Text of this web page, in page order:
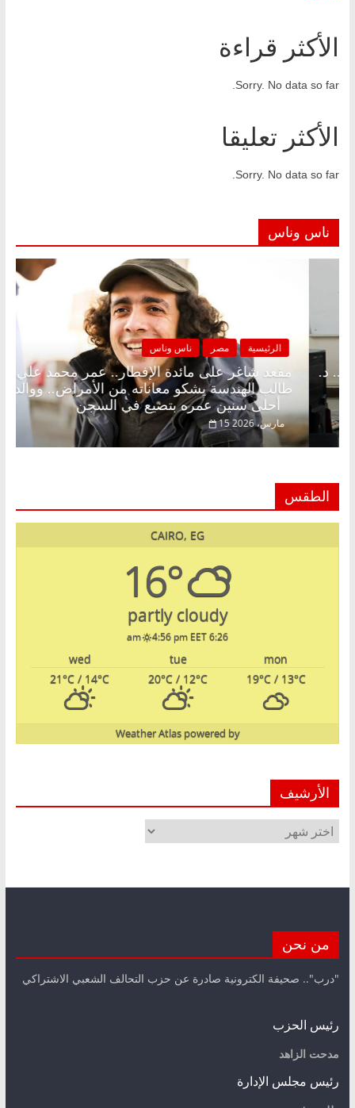
الأكثر قراءة
Sorry. No data so far.
الأكثر تعليقا
Sorry. No data so far.
ناس وناس
الرئيسية
مقعد شاغر على
طالب الهندسة
أحلى سنين عمره بتضيع في السجن
15 مارس، 2026
ناس وناس
الإفطار وبلكونة بلا زينة رمضان.. د.
خبير اقتصادي في انتظار حلم
الطقس
CAIRO, EG
16°
partly cloudy
6:26 am
4:56 pm EET
mon
tue
wed
19°C/ 13°C
20°C / 12°C
21°C / 14°C
powered by
Weather Atlas
الأرشيف
الأرشيف
من نحن
"درب".. صحيفة الكترونية صادرة عن حزب التحالف الشعبي الاشتراكي
رئيس الحزب
مدحت الزاهد
رئيس مجلس الإدارة